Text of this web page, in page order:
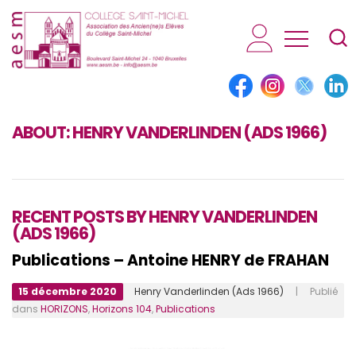
AESM...
ABOUT:HENRY VANDERLINDEN (ADS 1966)
RECENT POSTS BY HENRY VANDERLINDEN
(ADS 1966)
Publications – Antoine HENRY de FRAHAN
15 décembre 2020 Henry Vanderlinden (Ads 1966) | Publié
dans HORIZONS,Horizons 104,Publications